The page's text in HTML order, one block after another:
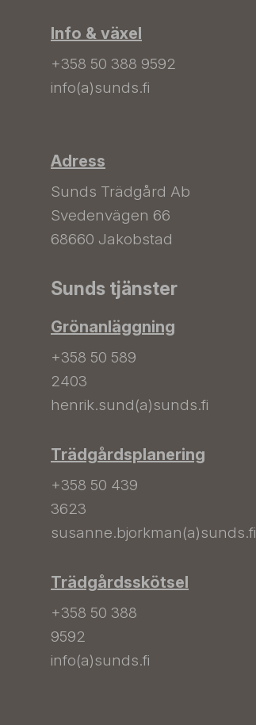
Info & växel
+358 50 388 9592
info(a)sunds.fi
Adress
Sunds Trädgård Ab
Svedenvägen 66
68660 Jakobstad
Sunds tjänster
Grönanläggning
+358 50 589
2403
henrik.sund(a)sunds.fi
Trädgårdsplanering
+358 50 439
3623
susanne.bjorkman(a)sunds.fi
Trädgårdsskötsel
+358 50 388
9592
info(a)sunds.fi